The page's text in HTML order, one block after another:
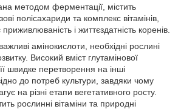
методом ферментації, містить
полісахариди та комплекс вітамінів,
і життєздатність коренів.
амінокислоти, необхідні рослині
Високий вміст глутамінової
швидке перетворення на інші
до потреб культури, завдяки чому
на різні етапи вегетативного росту.
рослинні вітаміни та природні